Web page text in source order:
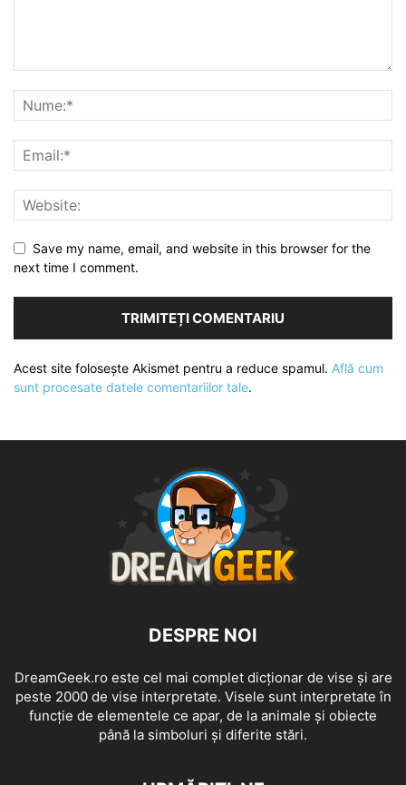
Save my name, email, and website in this browser for the
next time I comment.
Acest site folosește Akismet pentru a reduce spamul. Află cum
sunt procesate datele comentariilor tale.
DESPRE NOI
DreamGeek.ro este cel mai complet dicționar de vise și are
peste 2000 de vise interpretate. Visele sunt interpretate în
funcție de elementele ce apar, de la animale și obiecte
până la simboluri și diferite stări.